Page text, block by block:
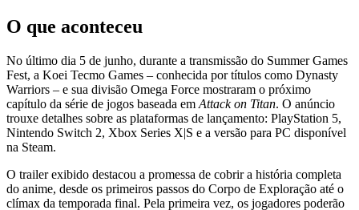
O que aconteceu
No último dia 5 de junho, durante a transmissão do Summer Games
Fest, a Koei Tecmo Games – conhecida por títulos como Dynasty
Warriors – e sua divisão Omega Force mostraram o próximo
capítulo da série de jogos baseada em Attack on Titan. O anúncio
trouxe detalhes sobre as plataformas de lançamento: PlayStation 5,
Nintendo Switch 2, Xbox Series X|S e a versão para PC disponível
na Steam.
O trailer exibido destacou a promessa de cobrir a história completa
do anime, desde os primeiros passos do Corpo de Exploração até o
clímax da temporada final. Pela primeira vez, os jogadores poderão